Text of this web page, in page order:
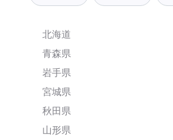
北海道
青森県
岩手県
宮城県
秋田県
山形県